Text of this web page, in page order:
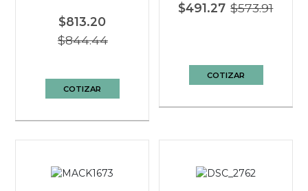
$813.20
$844.44
COTIZAR
$491.27 $573.91
COTIZAR